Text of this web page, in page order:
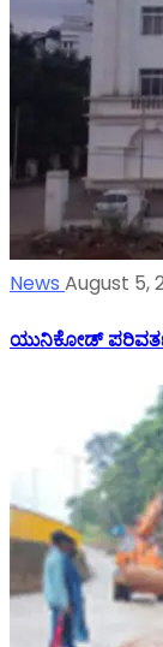
News August 5,
ಯುನಿಕೋಡ್